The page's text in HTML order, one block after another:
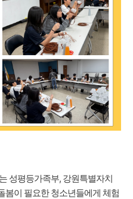
성평등가족부, 강원특별자치
봄이 필요한 청소년들에게 체험